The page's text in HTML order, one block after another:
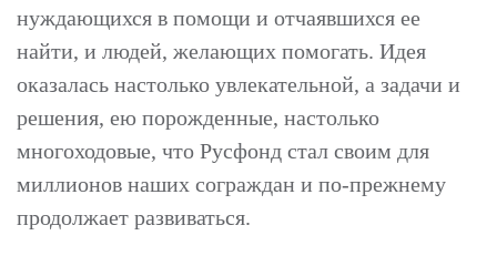
нуждающихся в помощи и отчаявшихся ее
найти, и людей, желающих помогать. Идея
оказалась настолько увлекательной, а задачи и
решения, ею порожденные, настолько
многоходовые, что Русфонд стал своим для
миллионов наших сограждан и по-прежнему
продолжает развиваться.